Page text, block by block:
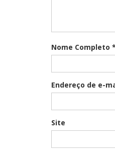
Nome Completo *
Endereço de e-
Site